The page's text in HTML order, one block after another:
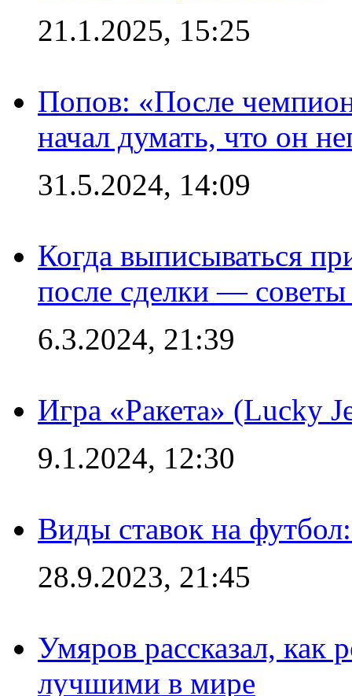
21.1.2025, 15:25
Попов: «После
начал думать, что он
31.5.2024, 14:09
Когда выписываться
после сделки —
6.3.2024, 21:39
Игра «Ракета» (Lucky
9.1.2024, 12:30
Виды ставок на
28.9.2023, 21:45
Умяров рассказал, как
лучшими в мире